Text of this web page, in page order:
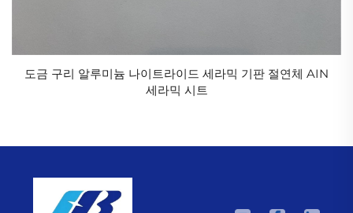
되면 적외선 열을 방출함으로써 열 복사원 및 전도와 대
류 가열을 생성합니다.
안전성:
이 일반적인 히팅 와이어보다 50배 더 깁니다.
도금 구리 알루미늄 나이트라이드 세라믹 기판 절연체 AIN
세라믹 시트